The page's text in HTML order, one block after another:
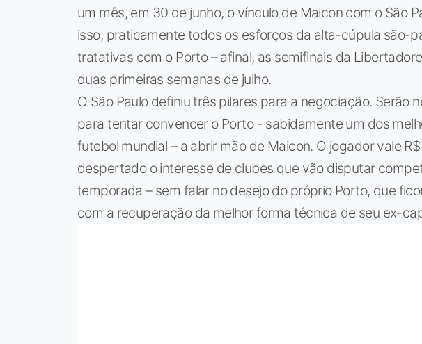
um mês, em 30 de junho, o vínculo de Maicon com o São
isso, praticamente todos os esforços da alta-cúpula são-
tratativas com o Porto – afinal, as semifinais da
duas primeiras semanas de julho.
O São Paulo definiu três pilares para a negociação. Serão
para tentar convencer o Porto - sabidamente um dos
futebol mundial – a abrir mão de Maicon. O jogador vale
despertado o interesse de clubes que vão disputar
temporada – sem falar no desejo do próprio Porto, que
com a recuperação da melhor forma técnica de seu ex-